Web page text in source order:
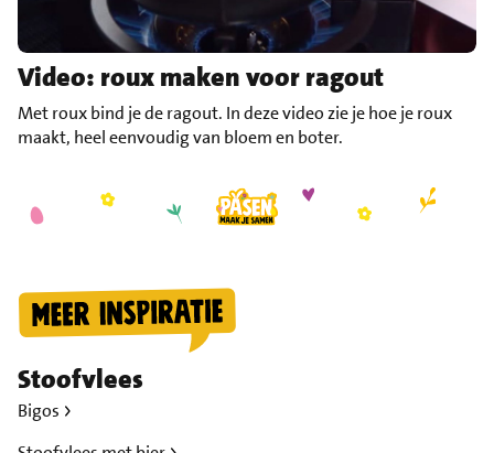
Video: roux maken voor ragout
Met roux bind je de ragout. In deze video zie je hoe je roux
maakt, heel eenvoudig van bloem en boter.
Stoofvlees
Bigos